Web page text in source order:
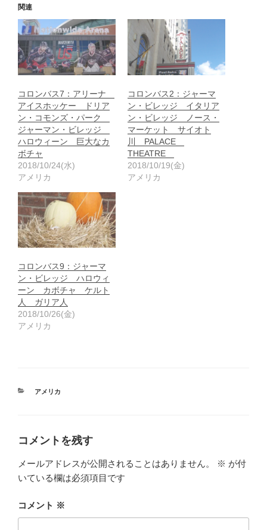
関連
コロンバス7：アリーナ
アイスホッケー ドリア
ン・コモンズ・パーク
ジャーマン・ビレッジ
ハロウィーン 巨大なカ
ボチャ
2018/10/24(水)
アメリカ
コロンバス2：ジャーマ
ン・ビレッジ イタリア
ン・ビレッジ ノース・
マーケット サイオト
川 PALACE
THEATRE
2018/10/19(金)
アメリカ
コロンバス9：ジャーマ
ン・ビレッジ ハロウィ
ーン カボチャ ケルト
人 ガリア人
2018/10/26(金)
アメリカ
カ
ー
アメリカ
コメントを残す
メールアドレスが公開されることはありません。 ※ が付
いている欄は必須項目です
コメント ※